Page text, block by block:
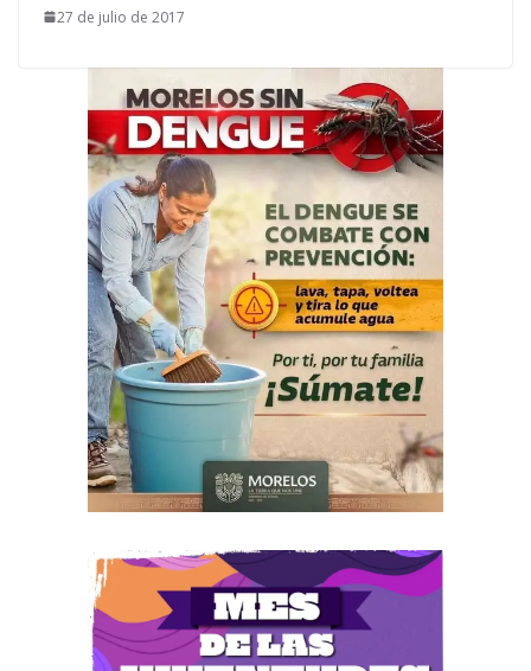
27 de julio de 2017